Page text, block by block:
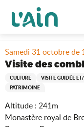
contenu
Accueil Séjourner
Agenda & nouveautés
Samedi 31 octobre de
Visite des
CULTURE VISITE GUIDÉE
PATRIMOINE
Altitude : 241m
Monastère royal de